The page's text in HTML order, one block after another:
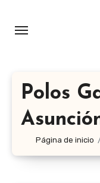
Polos
Página de inicio